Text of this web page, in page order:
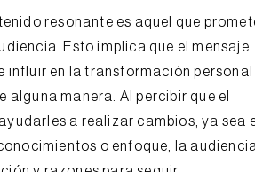
resonante es aquel que
Esto implica que el mensaje
influir en la transformación personal
alguna manera. Al percibir que el
a realizar cambios, ya sea
o enfoque, la